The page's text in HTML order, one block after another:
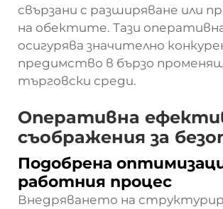
свързани с разширяване или
на обектите. Тази
осигурява значително
предимство в бързо
търговски среди.
Оперативна
съображения за
Подобрена
работния процес
Внедряването на